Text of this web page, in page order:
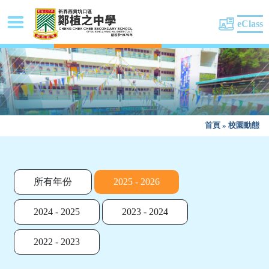
eClass
首頁 » 校園動態
所有年份 2025 - 2026
2024 - 2025 2023 - 2024
2022 - 2023